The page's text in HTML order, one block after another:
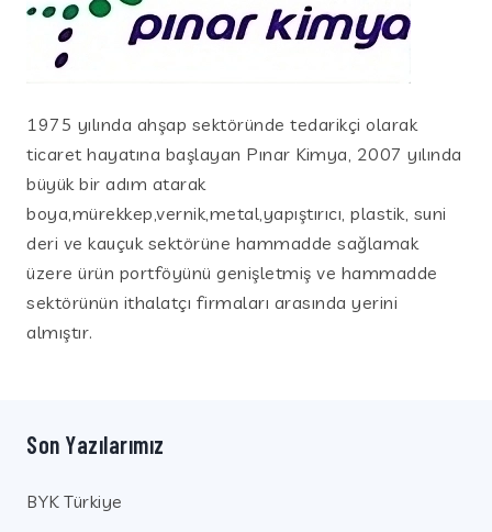
1975 yılında ahşap sektöründe tedarikçi olarak
ticaret hayatına başlayan Pınar Kimya, 2007 yılında
büyük bir adım atarak
boya,mürekkep,vernik,metal,yapıştırıcı, plastik, suni
deri ve kauçuk sektörüne hammadde sağlamak
üzere ürün portföyünü genişletmiş ve hammadde
sektörünün ithalatçı firmaları arasında yerini
almıştır.
Son Yazılarımız
BYK Türkiye